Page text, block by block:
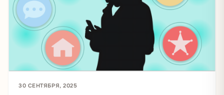
30 СЕНТЯБРЯ, 2025